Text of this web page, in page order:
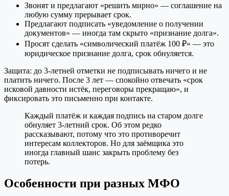
Звонят и предлагают «решить мирно» — соглашение на
любую сумму прерывает срок.
Предлагают подписать «уведомление о получении
документов» — иногда там скрыто «признание долга».
Просят сделать «символический платёж 100 ₽» — это
юридическое признание долга, срок обнуляется.
Защита: до 3-летней отметки не подписывать ничего и не
платить ничего. После 3 лет — спокойно отвечать «срок
исковой давности истёк, переговоры прекращаю», и
фиксировать это письменно при контакте.
Каждый платёж и каждая подпись на старом долге
обнуляет 3-летний срок. Об этом редко
рассказывают, потому что это противоречит
интересам коллекторов. Но для заёмщика это
иногда главный шанс закрыть проблему без
потерь.
Особенности при разных МФО